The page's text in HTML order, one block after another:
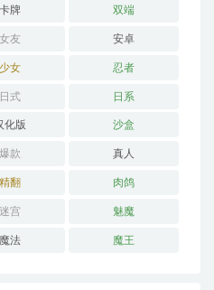
卡牌 双端
女友 安卓
少女 忍者
日式 日系
化版 沙盒
爆款 真人
精翻 肉鸽
迷宫 魅魔
魔法 魔王